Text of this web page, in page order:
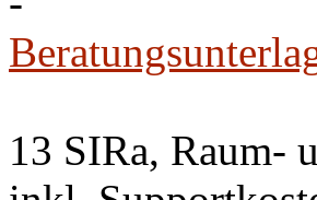
13 SIRa, Raum-